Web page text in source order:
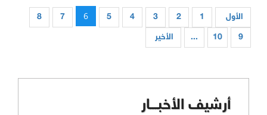
الأول 1
2
3
4
5
6
7
8
9
10
... الأخير
أرشيف الأخبـــار